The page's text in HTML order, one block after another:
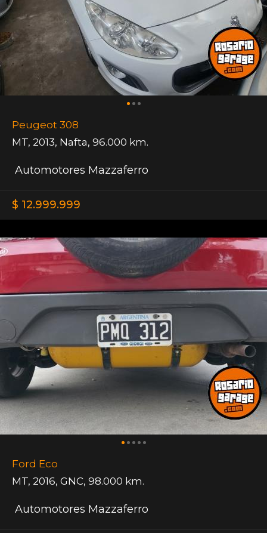
Peugeot 308
MT, 2013, Nafta, 96.000 km.
Automotores Mazzaferro
$ 12.999.999
Ford Eco
MT, 2016, GNC, 98.000 km.
Automotores Mazzaferro